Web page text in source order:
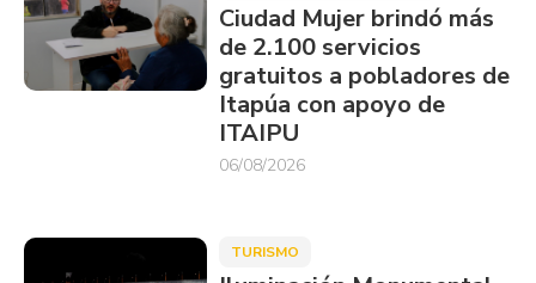
Ciudad Mujer brindó más
de 2.100 servicios
gratuitos a pobladores de
Itapúa con apoyo de
ITAIPU
06/08/2026
TURISMO